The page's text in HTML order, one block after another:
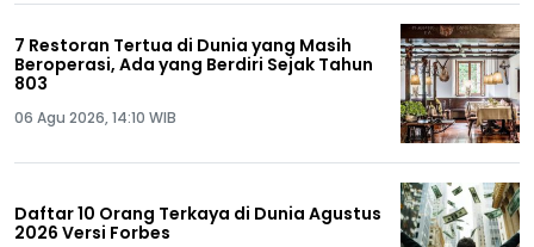
7 Restoran Tertua di Dunia yang Masih
Beroperasi, Ada yang Berdiri Sejak Tahun
803
06 Agu 2026, 14:10 WIB
Daftar 10 Orang Terkaya di Dunia Agustus
2026 Versi Forbes